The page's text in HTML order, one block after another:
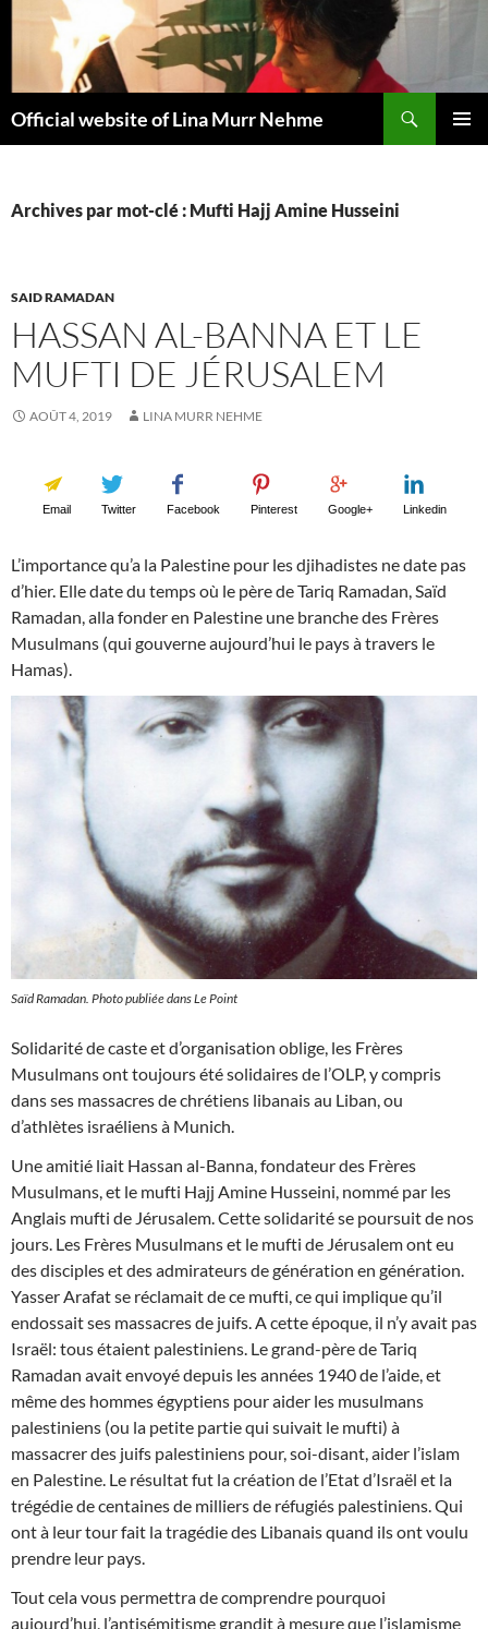
contenu
Official website of Lina Murr Nehme
Archives par mot-clé : Mufti Hajj Amine Husseini
SAID RAMADAN
HASSAN AL-BANNA ET LE
MUFTI DE JÉRUSALEM
AOÛT 4, 2019 LINA MURR NEHME
Email Twitter Facebook Pinterest Google+ Linkedin
L’importance qu’a la Palestine pour les djihadistes ne date pas
d’hier. Elle date du temps où le père de Tariq Ramadan, Saïd
Ramadan, alla fonder en Palestine une branche des Frères
Musulmans (qui gouverne aujourd’hui le pays à travers le
Hamas).
Saïd Ramadan. Photo publiée dansLe Point
Solidarité de caste et d’organisation oblige, les Frères
Musulmans ont toujours été solidaires de l’OLP, y compris
dans ses massacres de chrétiens libanais au Liban, ou
d’athlètes israéliens à Munich.
Une amitié liait Hassan al-Banna, fondateur des Frères
Musulmans, et le mufti Hajj Amine Husseini, nommé par les
Anglais mufti de Jérusalem. Cette solidarité se poursuit de nos
jours. Les Frères Musulmans et le mufti de Jérusalem ont eu
des disciples et des admirateurs de génération en génération.
Yasser Arafat se réclamait de ce mufti, ce qui implique qu’il
endossait ses massacres de juifs. A cette époque, il n’y avait pas
Israël: tous étaient palestiniens. Le grand-père de Tariq
Ramadan avait envoyé depuis les années 1940 de l’aide, et
même des hommes égyptiens pour aider les musulmans
palestiniens (ou la petite partie qui suivait le mufti) à
massacrer des juifs palestiniens pour, soi-disant, aider l’islam
en Palestine. Le résultat fut la création de l’Etat d’Israël et la
trégédie de centaines de milliers de réfugiés palestiniens. Qui
ont à leur tour fait la tragédie des Libanais quand ils ont voulu
prendre leur pays.
Tout cela vous permettra de comprendre pourquoi
aujourd’hui, l’antisémitisme grandit à mesure que l’islamisme